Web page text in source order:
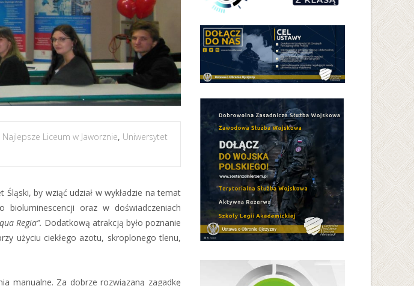
Najlepsze Liceum w Jaworznie, Uniwersytet
by wziąć udział w wykładzie na temat
oraz w doświadczeniach
Regia”. Dodatkową atrakcją było poznanie
użyciu ciekłego azotu, skroplonego tlenu,
manualne. Za dobrze rozwiązaną zagadkę